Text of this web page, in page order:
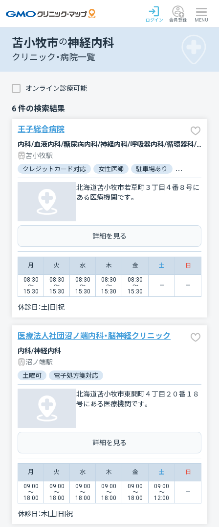
ログイン 会員登録 MENU
苫小牧市の神経内科
クリニック・病院一覧
オンライン診療可能
6 件の検索結果
王子総合病院
内科/血液内科/糖尿病内科/神経内科/呼吸器内科/循環器科/消化器科/外科/脳神経外科/呼吸器外科/心臓血管外科/乳腺外科/整形外科/小児科/産婦人科/眼科/耳鼻咽喉科/皮膚科/泌尿器科/精神科・神経科/歯科/歯科口腔外科/放射線科/臨床検査・病理診断/麻酔科
苫小牧駅
クレジットカード対応 女性医師 駐車場あり バリアフリー
北海道苫小牧市若草町３丁目４番８号に
ある医療機関です。
詳細を見る
月 火 水 木 金 土 日
08:30
〜
15:30
08:30
〜
15:30
08:30
〜
15:30
08:30
〜
15:30
08:30
〜
15:30
休診日：土|日|祝
医療法人社団沼ノ端内科・脳神経クリニック
内科/神経内科
沼ノ端駅
土曜可 電子処方箋対応
北海道苫小牧市東開町４丁目２０番１８
号にある医療機関です。
詳細を見る
月 火 水 木 金 土 日
09:00
〜
18:00
09:00
〜
18:00
09:00
〜
18:00
09:00
〜
18:00
09:00
〜
18:00
09:00
〜
12:00
休診日：木|土|日|祝